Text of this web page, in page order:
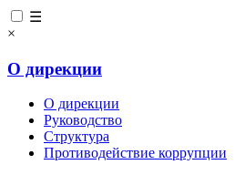
☰
×
О дирекции
О дирекции
Руководство
Структура
Противодействие коррупции